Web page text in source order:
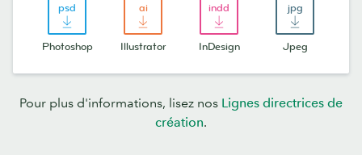
Photoshop Illustrator InDesign Jpeg
Pour plus d'informations, lisez nos Lignes directrices de
création.